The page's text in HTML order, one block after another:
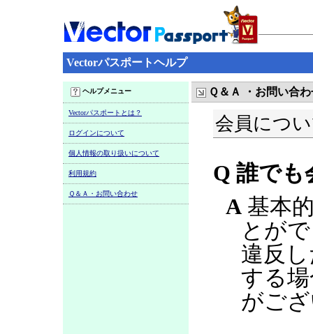
Vectorパスポートヘルプ
ヘルプメニュー
Vectorパスポートとは？
ログインについて
個人情報の取り扱いについて
利用規約
Ｑ＆Ａ・お問い合わせ
Ｑ＆Ａ ・お問い合
会員につ
Q 誰でも
A 基本
とが
違反
する
がご